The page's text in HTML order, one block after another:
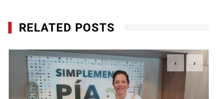
RELATED POSTS
‹ ›